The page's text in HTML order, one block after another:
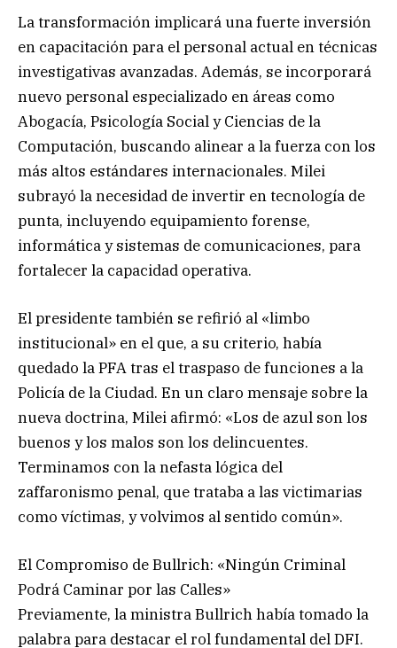
La transformación implicará una fuerte inversión
en capacitación para el personal actual en técnicas
investigativas avanzadas. Además, se incorporará
nuevo personal especializado en áreas como
Abogacía, Psicología Social y Ciencias de la
Computación, buscando alinear a la fuerza con los
más altos estándares internacionales. Milei
subrayó la necesidad de invertir en tecnología de
punta, incluyendo equipamiento forense,
informática y sistemas de comunicaciones, para
fortalecer la capacidad operativa.
El presidente también se refirió al «limbo
institucional» en el que, a su criterio, había
quedado la PFA tras el traspaso de funciones a la
Policía de la Ciudad. En un claro mensaje sobre la
nueva doctrina, Milei afirmó: «Los de azul son los
buenos y los malos son los delincuentes.
Terminamos con la nefasta lógica del
zaffaronismo penal, que trataba a las victimarias
como víctimas, y volvimos al sentido común».
El Compromiso de Bullrich: «Ningún Criminal
Podrá Caminar por las Calles»
Previamente, la ministra Bullrich había tomado la
palabra para destacar el rol fundamental del DFI.